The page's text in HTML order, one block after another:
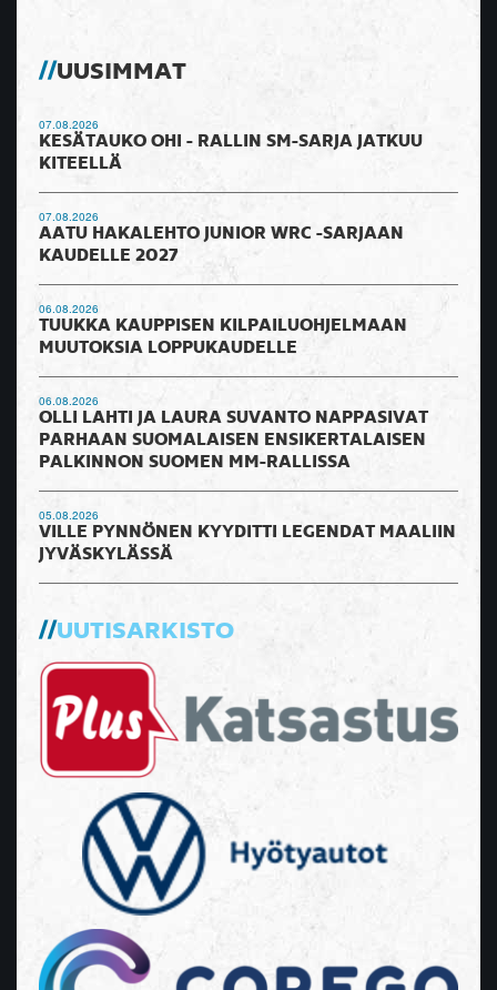
UUSIMMAT
07.08.2026
KESÄTAUKO OHI - RALLIN SM-SARJA JATKUU
KITEELLÄ
07.08.2026
AATU HAKALEHTO JUNIOR WRC -SARJAAN
KAUDELLE 2027
06.08.2026
TUUKKA KAUPPISEN KILPAILUOHJELMAAN
MUUTOKSIA LOPPUKAUDELLE
06.08.2026
OLLI LAHTI JA LAURA SUVANTO NAPPASIVAT
PARHAAN SUOMALAISEN ENSIKERTALAISEN
PALKINNON SUOMEN MM-RALLISSA
05.08.2026
VILLE PYNNÖNEN KYYDITTI LEGENDAT MAALIIN
JYVÄSKYLÄSSÄ
UUTISARKISTO